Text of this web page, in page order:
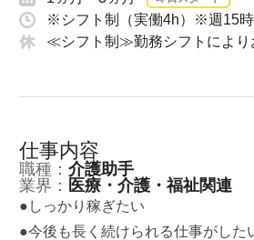
※シフト制（実働4h）※週15
≪シフト制≫勤務シフトにより
仕事内容
職種： 介護助手
業界： 医療・介護・福祉関連
●しっかり稼ぎたい
●今後も長く続けられる仕事がした